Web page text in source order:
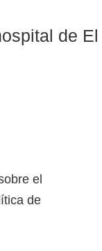
de El
el
de